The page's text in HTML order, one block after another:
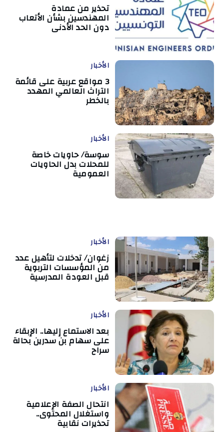
تحذير من عمادة
المهندسين بشأن الأتعاب
دون الحد الأدنى
الأخبار
3 مواقع عربية على قائمة
التراث العالمي المهدد
بالخطر
الأخبار
سوسة/ حاويات خاصة
للمحلات بدل الحاويات
العمومية
الأخبار
زغوان/ تدخلات لتأهيل عدد
من المؤسسات التربوية
قبل العودة المدرسية
الأخبار
بعد الاستماع إليها.. الإبقاء
على سهام بن سدرين بحالة
سراح
الأخبار
انتحال الصفة الإعلامية
واستغلال المحتوى..
تحذيرات نقابية